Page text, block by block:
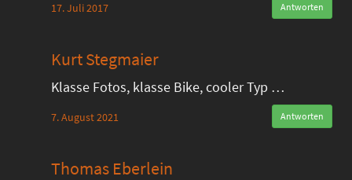
17. Juli 2017 Antworten
Kurt Stegmaier
Klasse Fotos, klasse Bike, cooler Typ …
7. August 2021 Antworten
Thomas Eberlein